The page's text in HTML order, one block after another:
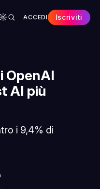
ACCEDI Iscriviti
OpenAI
AI più
i 9,4% di